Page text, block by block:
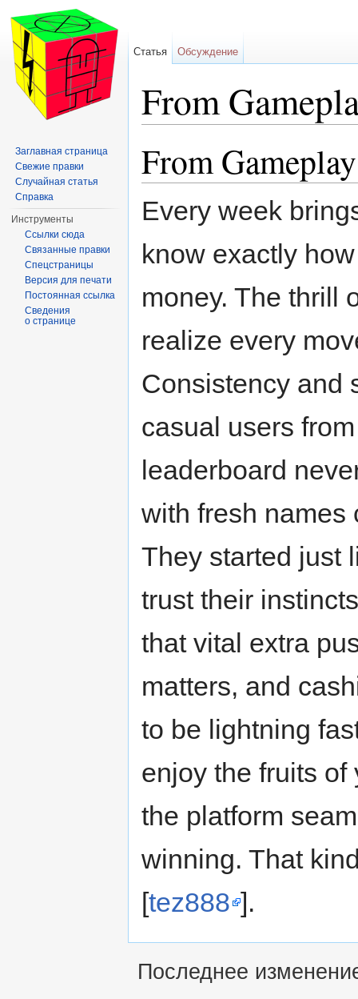
From
From
Every week
know exactly
money. The thrill
realize every
Consistency and
casual users
leaderboard
with fresh names
They started just
trust their
that vital extra
matters, and
to be lightning
enjoy the fruits of
the platform
winning. That
[tez888 ].
Статья Обсуждение
Заглавная страница
Свежие правки
Случайная статья
Справка
Инструменты
Ссылки сюда
Связанные правки
Спецстраницы
Версия для печати
Постоянная ссылка
Сведения
о странице
Последнее